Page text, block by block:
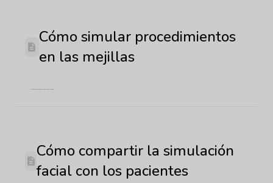
Cómo simular procedimientos
en las mejillas
Última actualización: 29 de mayo de 2026
Cómo compartir la simulación
facial con los pacientes